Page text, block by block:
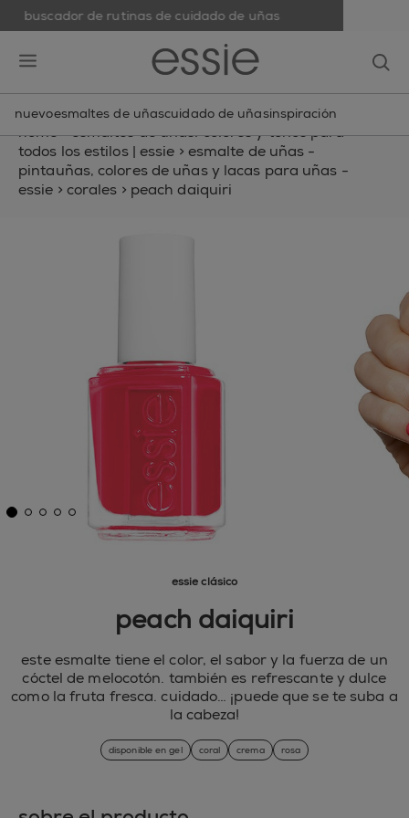
buscador de rutinas de cuidado de uñas
nuevoesmaltes de uñascuidado de uñasinspiración
home>esmaltes de uñas: colores y tonos para
todos los estilos | essie > esmalte de uñas -
pintauñas, colores de uñas y lacas para uñas -
essie > corales > peach daiquiri
essie clásico
peach daiquiri
este esmalte tiene el color, el sabor y la fuerza de un
cóctel de melocotón. también es refrescante y dulce
como la fruta fresca. cuidado… ¡puede que se te suba a
la cabeza!
disponible en gel coral crema rosa